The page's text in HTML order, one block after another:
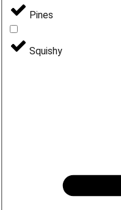
Pines
Squishy